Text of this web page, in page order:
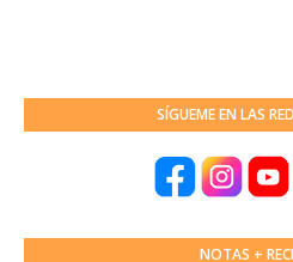
SÍGUEME EN LAS
NOTAS +